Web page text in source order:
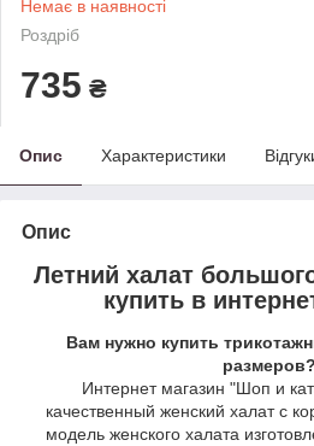
Немає в наявності
Роздріб
735 ₴
Опис Характеристики
Опис
Летний халат
купить в
Вам нужно купить
размеров?
Интернет магазин "Шоп и
качественный женский халат с
модель женского халата